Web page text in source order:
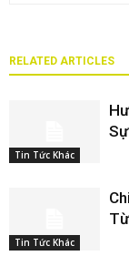
RELATED ARTICLES
Tin Tức Khác
Tin Tức Khác